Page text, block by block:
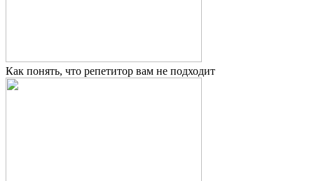
Как понять, что репетитор вам не подходит